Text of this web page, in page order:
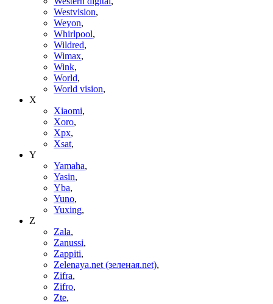
Westvision,
Weyon,
Whirlpool,
Wildred,
Wimax,
Wink,
World,
World vision,
X
Xiaomi,
Xoro,
Xpx,
Xsat,
Y
Yamaha,
Yasin,
Yba,
Yuno,
Yuxing,
Z
Zala,
Zanussi,
Zappiti,
Zelenaya.net (зеленая.net),
Zifra,
Zifro,
Zte,